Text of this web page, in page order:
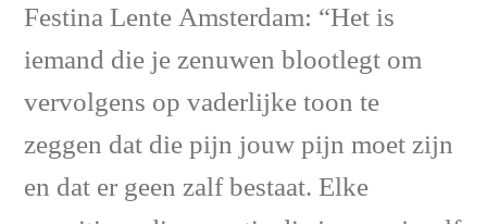
Festina Lente Amsterdam: “Het is
iemand die je zenuwen blootlegt om
vervolgens op vaderlijke toon te
zeggen dat die pijn jouw pijn moet zijn
en dat er geen zalf bestaat. Elke